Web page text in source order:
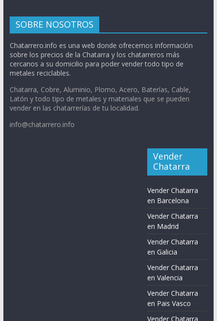
SOBRE NOSOTROS
Chatarrero.info es una web donde ofrecemos información
sobre los precios de la Chatarra y los chatarreros más
cercanos a su domicilio para poder vender todo tipo de
metales reciclables.
Chatarra, Cobre, Aluminio, Plomo, Acero, Baterías, Cable,
Latón y todo tipo de metales y materiales que se pueden
vender en las chatarrerías de tu localidad.
info@chatarrero.info
Vender
Chatarra
Vender Chatarra
en Barcelona
Vender Chatarra
en Madrid
Vender Chatarra
en Galicia
Vender Chatarra
en Valencia
Vender Chatarra
en Pais Vasco
Vender Chatarra